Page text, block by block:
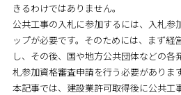
きるわけではありません。
公共工事の入札に参加するには、 入札参
ップが必要です。そのためには、まず経
し、その後、国や地方公共団体などの各
札参加資格審査申請を行う必要があります
本記事では、建設業許可取得後に公共工